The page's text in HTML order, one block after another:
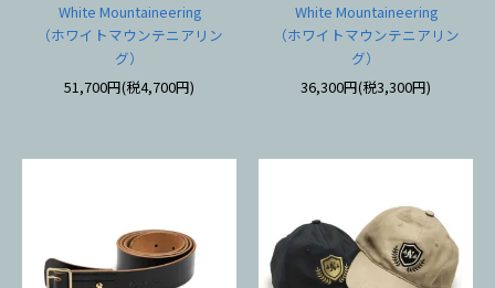
White Mountaineering
（ホワイトマウンテニアリン
グ）
51,700円(税4,700円)
White Mountaineering
（ホワイトマウンテニアリン
グ）
36,300円(税3,300円)